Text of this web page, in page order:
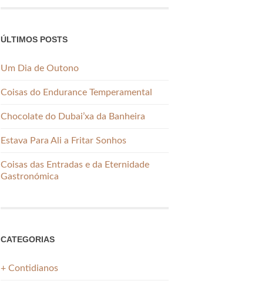
ÚLTIMOS POSTS
Um Dia de Outono
Coisas do Endurance Temperamental
Chocolate do Dubai’xa da Banheira
Estava Para Ali a Fritar Sonhos
Coisas das Entradas e da Eternidade
Gastronómica
CATEGORIAS
+ Contidianos